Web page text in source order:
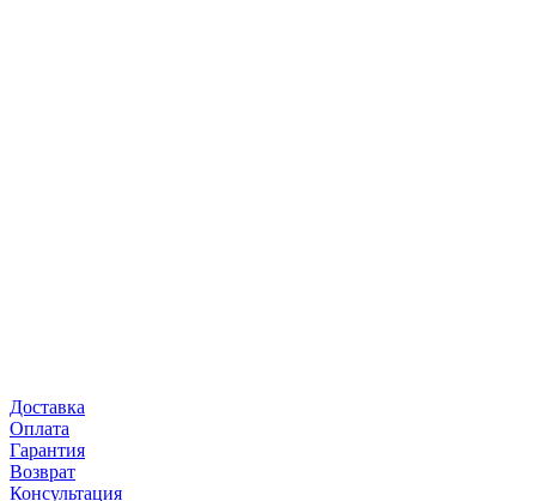
Доставка
Оплата
Гарантия
Возврат
Консультация